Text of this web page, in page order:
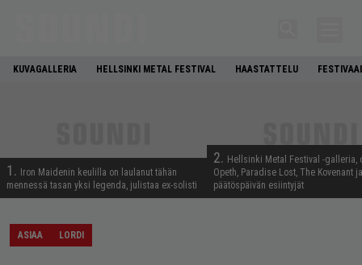
KUVAGALLERIA HELLSINKI METAL FESTIVAL HAASTATTELU
1.
Iron Maidenin keulilla on laulanut tähän
mennessä tasan yksi legenda, julistaa ex-solisti
2. Hellsinki Metal Festival -galleria,
Opeth, Paradise Lost, The Kovenant
päätöspäivän esiintyjät
ASIAA LORDI